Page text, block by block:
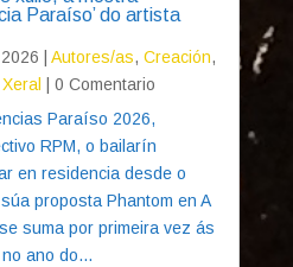
Paraíso’ do artista
Autores/as, Creación,
Xeral
| 0 Comentario
Paraíso 2026,
RPM, o bailarín
en residencia desde o
proposta Phantom en A
suma por primeira vez ás
ano do...